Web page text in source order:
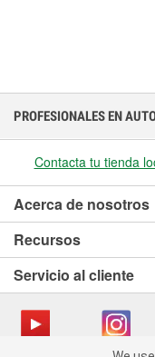
PROFESIONALES EN
Contacta tu tienda
Acerca de nosotros
Recursos
Servicio al cliente